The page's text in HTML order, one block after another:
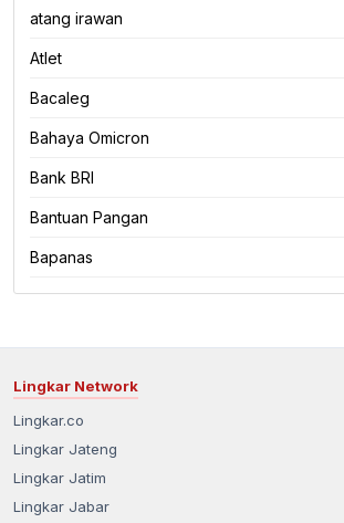
atang irawan
Atlet
Bacaleg
Bahaya Omicron
Bank BRI
Bantuan Pangan
Bapanas
Lingkar Network
Lingkar.co
Lingkar Jateng
Lingkar Jatim
Lingkar Jabar